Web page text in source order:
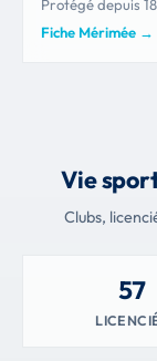
Protégé depuis
Fiche Mérimée →
Vie
Clubs,
57